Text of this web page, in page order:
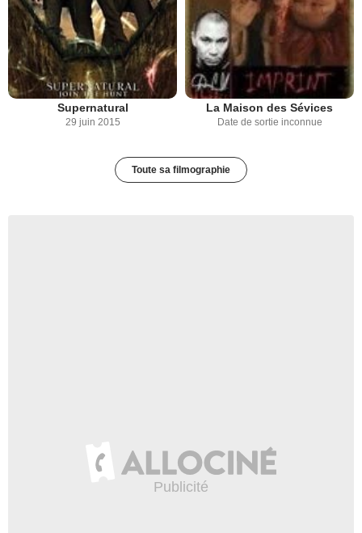
Supernatural
29 juin 2015
La Maison des Sévices
Date de sortie inconnue
Toute sa filmographie